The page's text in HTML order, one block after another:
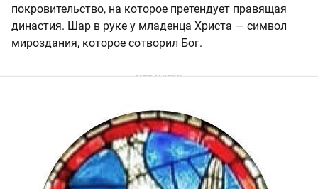
покровительство, на которое претендует правящая
династия. Шар в руке у младенца Христа — символ
мироздания, которое сотворил Бог.